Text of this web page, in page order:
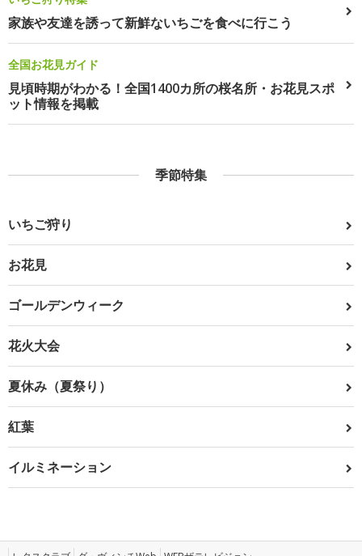
家族や友達を誘って新鮮ないちごを食べに行こう
全国お花見ガイド
見頃時期がわかる！全国1400カ所の桜名所・お花見スポ
ット情報を掲載
季節特集
いちご狩り
お花見
ゴールデンウィーク
花火大会
夏休み（夏祭り）
紅葉
イルミネーション